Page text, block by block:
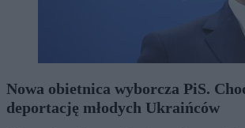
Nowa obietnica wyborcza PiS.
deportację młodych Ukraińców